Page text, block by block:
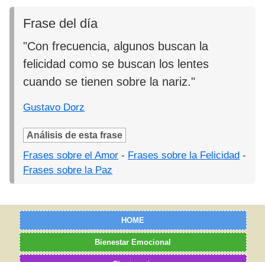
Frase del día
"Con frecuencia, algunos buscan la
felicidad como se buscan los lentes
cuando se tienen sobre la nariz."
Gustavo Dorz
Análisis de esta frase
Frases sobre el Amor - Frases sobre la Felicidad -
Frases sobre la Paz
HOME
Bienestar Emocional